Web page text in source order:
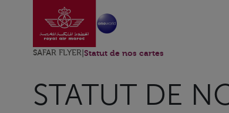
Saut au contenu principal
Aller à la page
SAFAR FLYER Statut de nos cartes
STATUT DE